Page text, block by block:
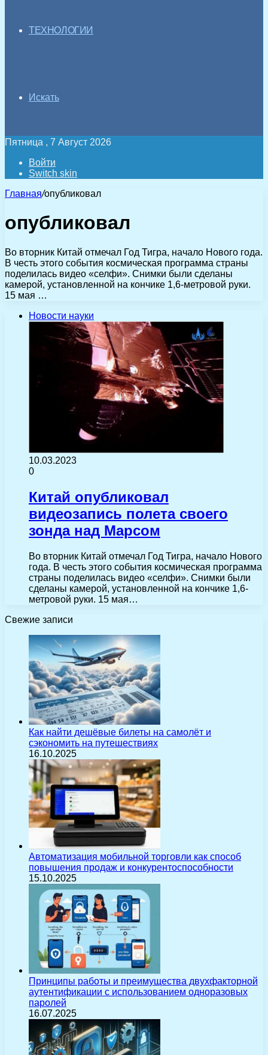
ТЕХНОЛОГИИ
Искать
Пятница , 7 Август 2026
Войти
Switch skin
Главная/опубликовал
опубликовал
Во вторник Китай отмечал Год Тигра, начало Нового года.
В честь этого события космическая программа страны
поделилась видео «селфи». Снимки были сделаны
камерой, установленной на кончике 1,6-метровой руки.
15 мая …
Новости науки
10.03.2023
0
Китай опубликовал
видеозапись полета своего
зонда над Марсом
Во вторник Китай отмечал Год Тигра, начало Нового
года. В честь этого события космическая программа
страны поделилась видео «селфи». Снимки были
сделаны камерой, установленной на кончике 1,6-
метровой руки. 15 мая…
Свежие записи
Как найти дешёвые билеты на самолёт и
сэкономить на путешествиях
16.10.2025
Автоматизация мобильной торговли как способ
повышения продаж и конкурентоспособности
15.10.2025
Принципы работы и преимущества двухфакторной
аутентификации с использованием одноразовых
паролей
16.07.2025